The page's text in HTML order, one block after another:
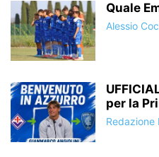
Quale
Alessio
per la
Redazione